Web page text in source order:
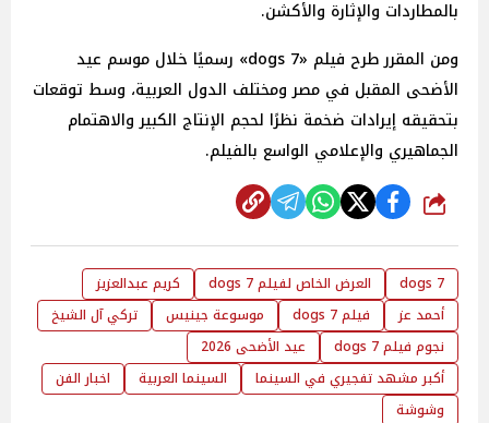
بالمطاردات والإثارة والأكشن.
ومن المقرر طرح فيلم «dogs 7» رسميًا خلال موسم عيد
الأضحى المقبل في مصر ومختلف الدول العربية، وسط توقعات
بتحقيقه إيرادات ضخمة نظرًا لحجم الإنتاج الكبير والاهتمام
الجماهيري والإعلامي الواسع بالفيلم.
شارك
dogs 7 العرض الخاص لفيلم dogs 7
كريم عبدالعزيز
أحمد عز
فيلم dogs 7 موسوعة جينيس
تركي آل الشيخ
نجوم فيلم dogs 7
عيد الأضحى 2026
أكبر مشهد تفجيري في السينما
السينما العربية
اخبار الفن
وشوشة